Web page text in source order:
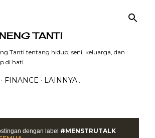
TANTI
Tanti tentang hidup, seni, keluarga, dan
di hati.
FINANCE LAINNYA…
dengan label #MENSTRUTALK